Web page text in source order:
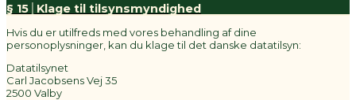
§ 15│Klage til tilsynsmyndighed
Hvis du er utilfreds med vores behandling af dine
personoplysninger, kan du klage til det danske datatilsyn:
Datatilsynet
Carl Jacobsens Vej 35
2500 Valby